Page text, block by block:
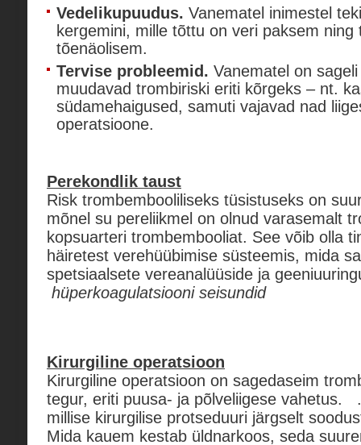
Vedelikupuudus. Vanematel inimestel
kergemini, mille tõttu on veri paksem ning
tõenäolisem.
Tervise probleemid. Vanematel on
muudavad trombiriski eriti kõrgeks – nt.
südamehaigused, samuti vajavad nad
operatsioone.
Perekondlik taust
Risk trombembooliliseks tüsistuseks on
mõnel su pereliikmel on olnud varasemalt
kopsuarteri trombembooliat. See võib olla
häiretest verehüübimise süsteemis, mida
spetsiaalsete vereanalüüside ja
hüperkoagulatsiooni seisundid
Kirurgiline operatsioon
Kirurgiline operatsioon on sagedaseim
tegur, eriti puusa- ja põlveliigese vahetus.
millise kirurgilise protseduuri järgselt
Mida kauem kestab üldnarkoos, seda